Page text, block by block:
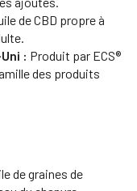
de CBD propre à
: Produit par ECS®
des produits
de graines de